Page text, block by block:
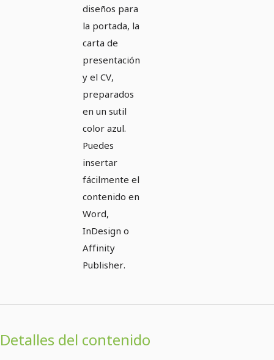
diseños para
la portada, la
carta de
presentación
y el CV,
preparados
en un sutil
color azul.
Puedes
insertar
fácilmente el
contenido en
Word,
InDesign o
Affinity
Publisher.
Detalles del contenido